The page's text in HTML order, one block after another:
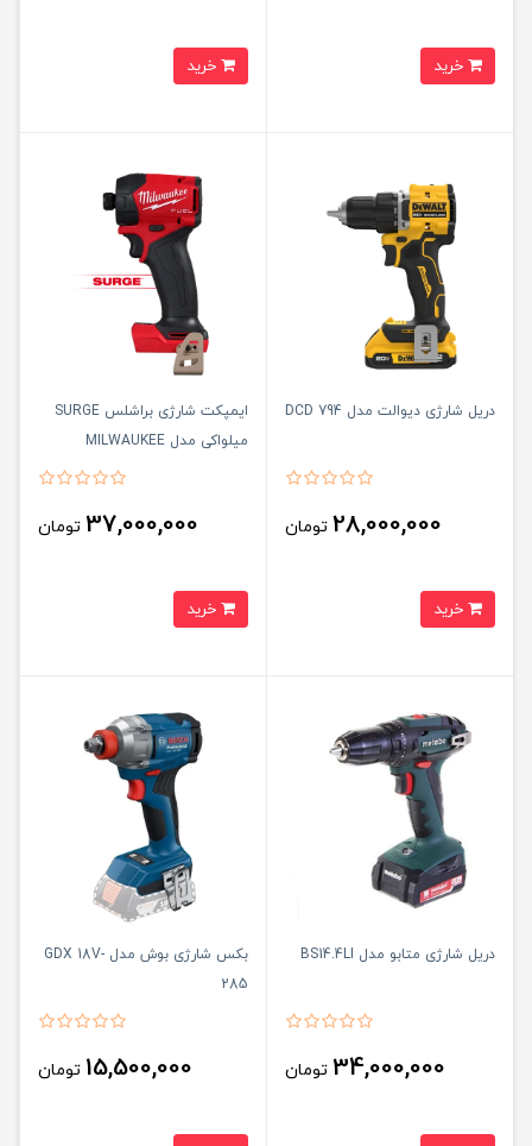
دریل شارژی دیوالت مدل DCD 794
28,000,000 تومان
ایمپکت شارژی براشلس SURGE
میلواکی مدل MILWAUKEE
37,000,000 تومان
دریل شارژی متابو مدل BS14.4LI
34,000,000 تومان
بکس شارژی بوش مدل GDX 18V-
285
15,500,000 تومان